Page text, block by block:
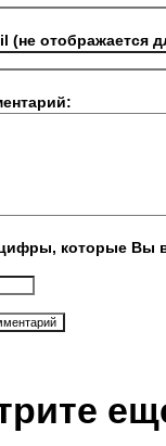
(не отображается
которые Вы